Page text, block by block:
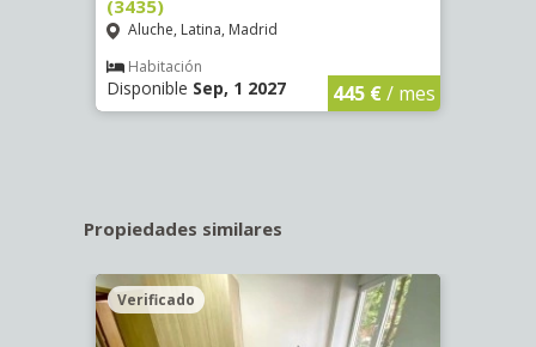
(3435)
Aluche, Latina, Madrid
Habitación
Disponible Sep, 1 2027 445 €/ mes
Propiedades similares
Verificado